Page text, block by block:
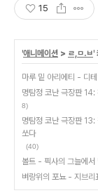
15
'애니메이션 > ㄹ,ㅁ.ㅂ'
마루 밑 아리에티 - 디
명탐정 코난 극장판
8)
명탐정 코난 극장판
쏘다
(40)
볼트 - 픽사의 그늘에서
벼랑위의 포뇨 - 지브리